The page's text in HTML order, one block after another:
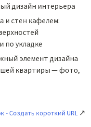
дизайн интерьера
и стен кафелем:
по укладке
элемент дизайна
квартиры — фото,
- Создать короткий URL ↗